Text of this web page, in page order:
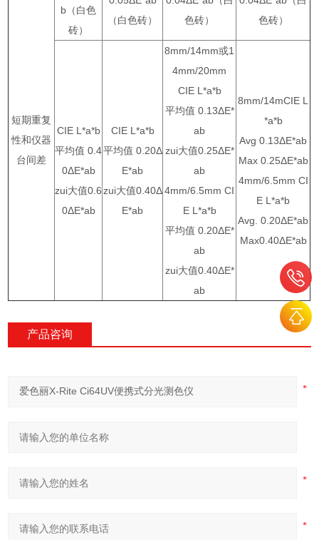
短期重复
性和仪器
台间差
b（白色
砖）
（白色砖）
色砖）
色砖）
CIE L*a*b
平均值 0.4
0ΔE*ab
zui大值0.6
0ΔE*ab
CIE L*a*b
平均值 0.20Δ
E*ab
zui大值0.40Δ
E*ab
8mm/14mm或1
4mm/20mm
CIE L*a*b
平均值 0.13ΔE*
ab
zui大值0.25ΔE*
ab
4mm/6.5mm CI
E L*a*b
平均值 0.20ΔE*
ab
zui大值0.40ΔE*
ab
8mm/14mCIE L
*a*b
Avg 0.13ΔE*ab
Max 0.25ΔE*ab
4mm/6.5mm CI
E L*a*b
Avg. 0.20ΔE*ab
Max0.40ΔE*ab
产品咨询